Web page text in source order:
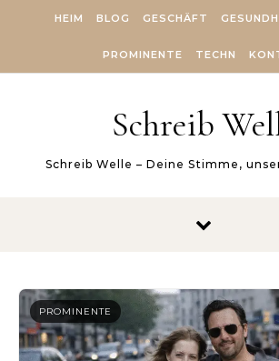
HEIM BLOG GESCHÄFT
PROMINENTE TECHN
Schreib
Schreib Welle – Deine Stimme,
PROMINENTE